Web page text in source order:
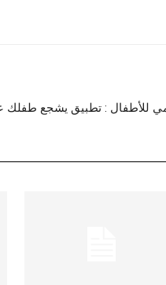
للأطفال : تطبيق يشجع طفلك